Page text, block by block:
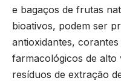
e bagaços de frutas
bioativos, podem ser
antioxidantes,
farmacológicos de
resíduos de extração